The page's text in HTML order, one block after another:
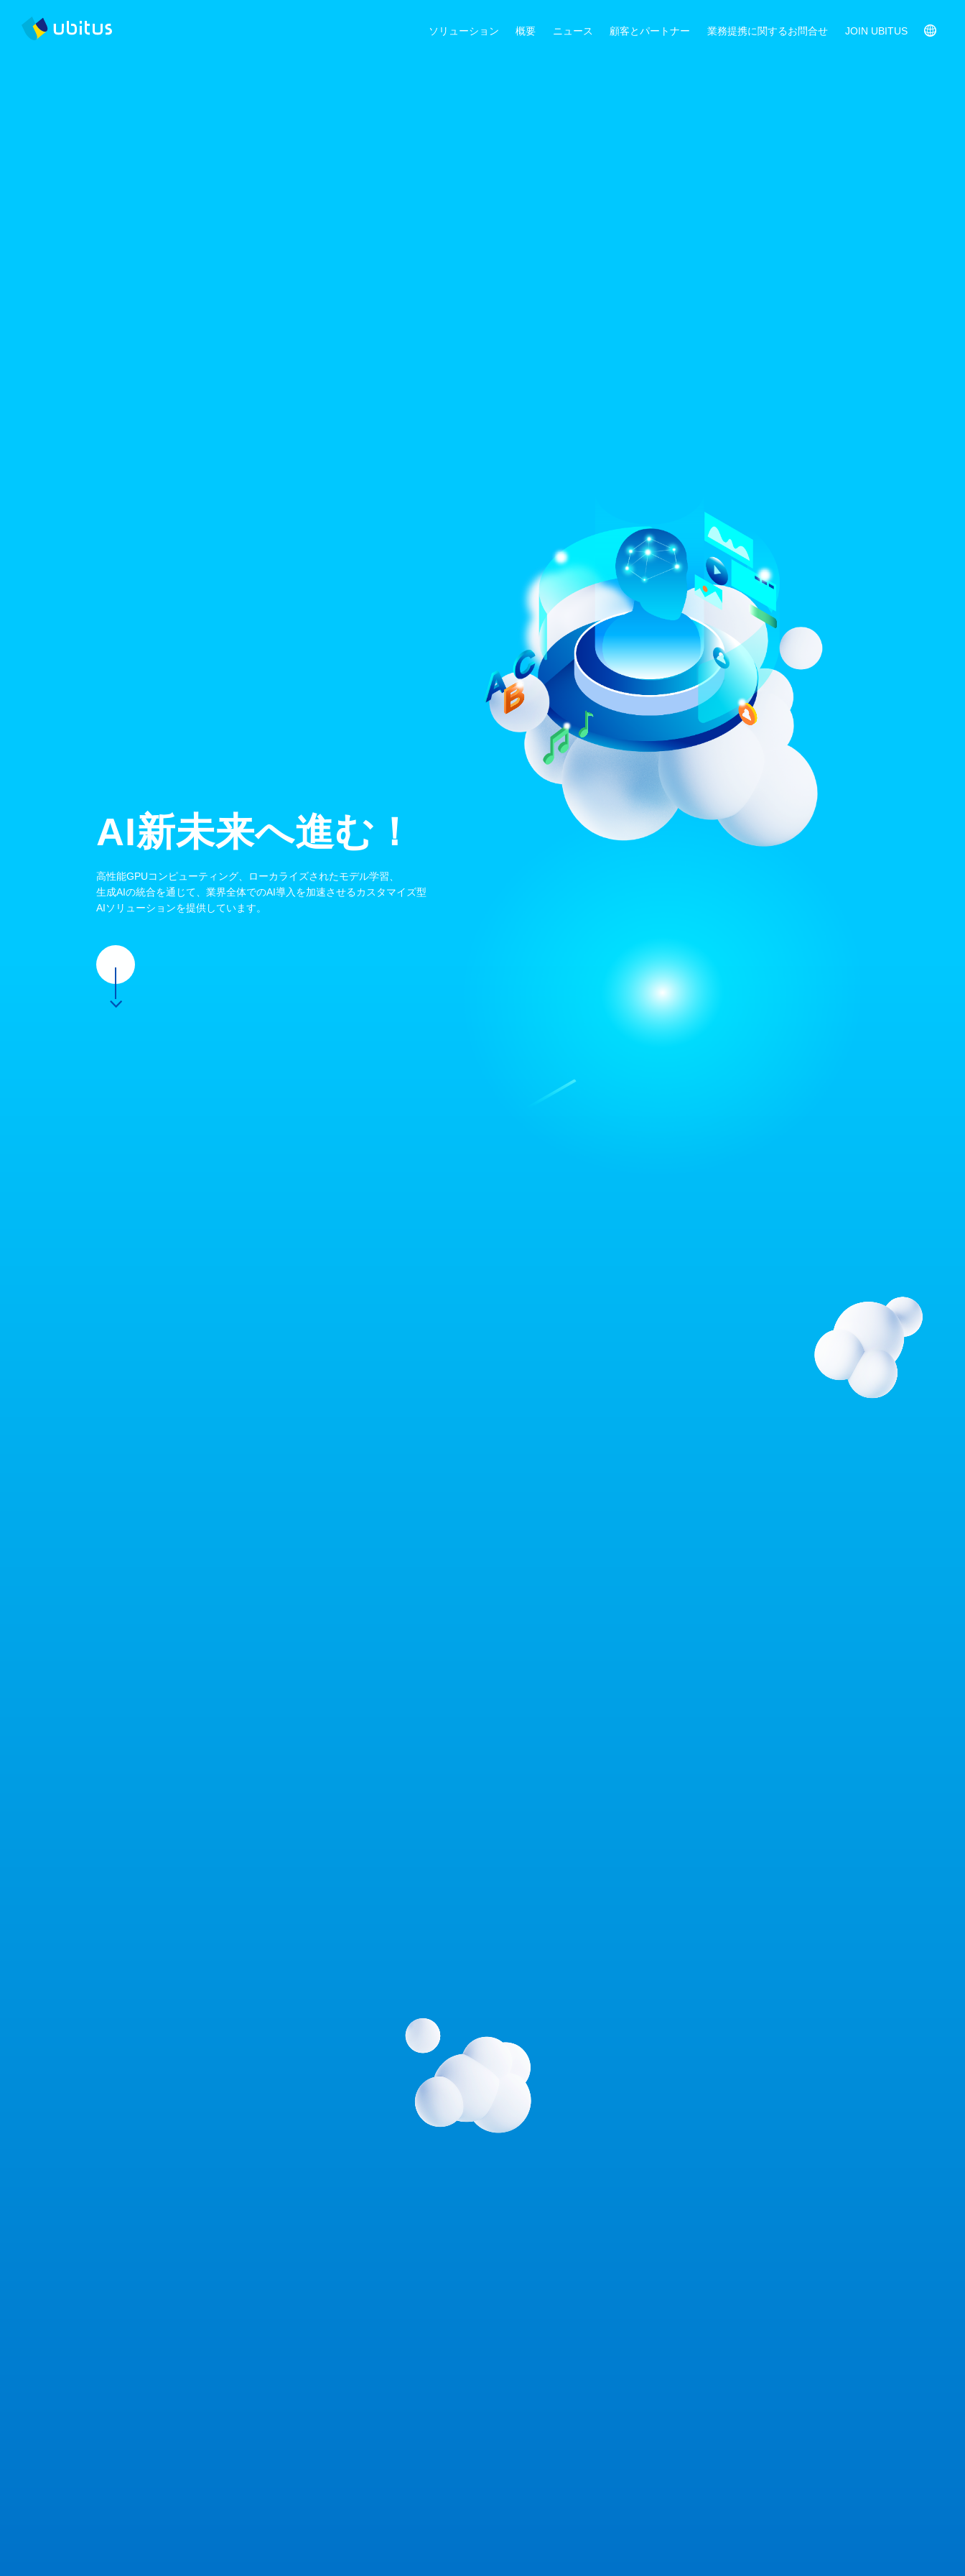
ソリューション 概要 ニュース 顧客とパートナー 業務提携に関するお問合せ JOIN UBITUS
AI新未来へ進む！
高性能GPUコンピューティング、ローカライズされたモデル学習、
生成AIの統合を通じて、業界全体でのAI導入を加速させるカスタマイズ型
AIソリューションを提供しています。